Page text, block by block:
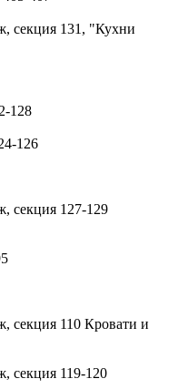
секция 131, "Кухни
128
126
секция 127-129
секция 110 Кровати и
секция 119-120